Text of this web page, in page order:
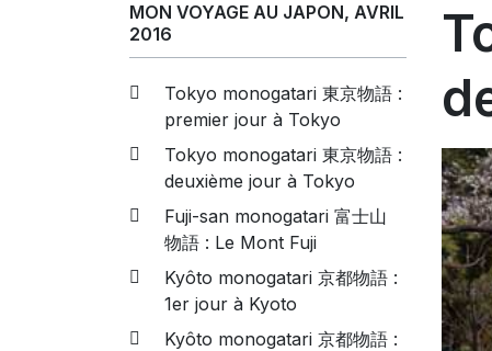
MON VOYAGE AU JAPON, AVRIL
2016
Tokyo monogatari 東京物語 :
premier jour à Tokyo
Tokyo monogatari 東京物語 :
deuxième jour à Tokyo
Fuji-san monogatari 富士山
物語 : Le Mont Fuji
Kyôto monogatari 京都物語 :
1er jour à Kyoto
Kyôto monogatari 京都物語 :